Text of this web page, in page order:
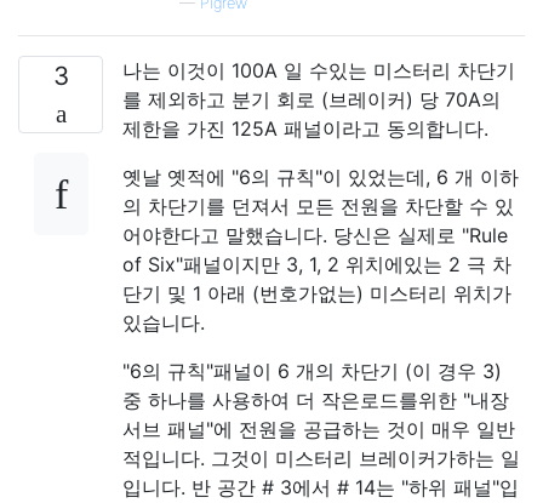
3
나는 이것이 100A 일 수있는 미스터리 차단기
를 제외하고 분기 회로 (브레이커) 당 70A의
제한을 가진 125A 패널이라고 동의합니다.
옛날 옛적에 "6의 규칙"이 있었는데, 6 개 이하
의 차단기를 던져서 모든 전원을 차단할 수 있
어야한다고 말했습니다. 당신은 실제로 "Rule
of Six"패널이지만 3, 1, 2 위치에있는 2 극 차
단기 및 1 아래 (번호가없는) 미스터리 위치가
있습니다.
"6의 규칙"패널이 6 개의 차단기 (이 경우 3)
중 하나를 사용하여 더 작은로드를위한 "내장
서브 패널"에 전원을 공급하는 것이 매우 일반
적입니다. 그것이 미스터리 브레이커가하는 일
입니다. 반 공간 # 3에서 # 14는 "하위 패널"입